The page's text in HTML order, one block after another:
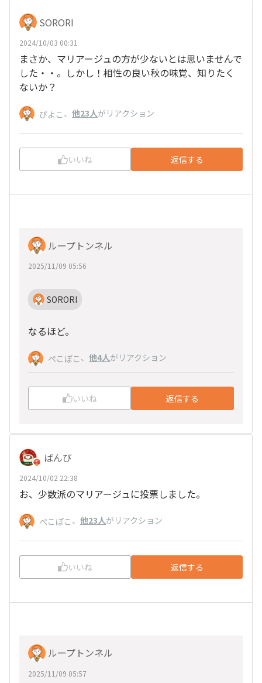
SORORI
2024/10/03 00:31
まさか、マリアージュの方が少ないとは思いませんで
した・・。しかし！相性の良い秋の味覚、知りたく
ないか？
ぴよこ 、 他23人がリアクション
いいね 返信する
ループトンネル
2025/11/09 05:56
SORORI
なるほど。
ぺこぽこ 、 他4人がリアクション
いいね 返信する
ばんび
2024/10/02 22:38
お、少数派のマリアージュに投票しました。
ぺこぽこ 、 他23人がリアクション
いいね 返信する
ループトンネル
2025/11/09 05:57